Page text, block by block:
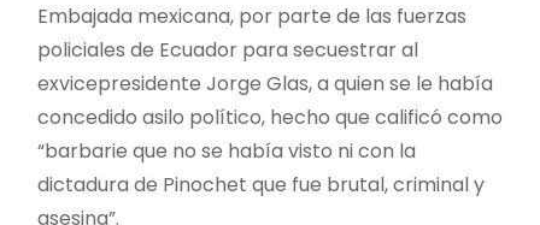
Embajada mexicana, por parte de las fuerzas
policiales de Ecuador para secuestrar al
exvicepresidente Jorge Glas, a quien se le había
concedido asilo político, hecho que calificó como
“barbarie que no se había visto ni con la
dictadura de Pinochet que fue brutal, criminal y
asesina”.